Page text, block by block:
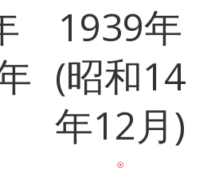
1939年
(昭和14
年12月)